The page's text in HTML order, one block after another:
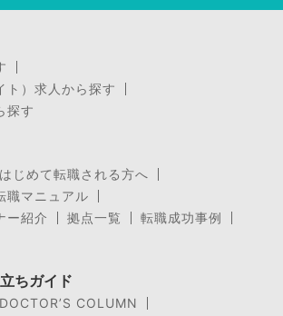
ト）求人から探す
探す
はじめて転職される方へ
職マニュアル
ー紹介
拠点一覧
転職成功事例
ちガイド
DOCTOR’S COLUMN